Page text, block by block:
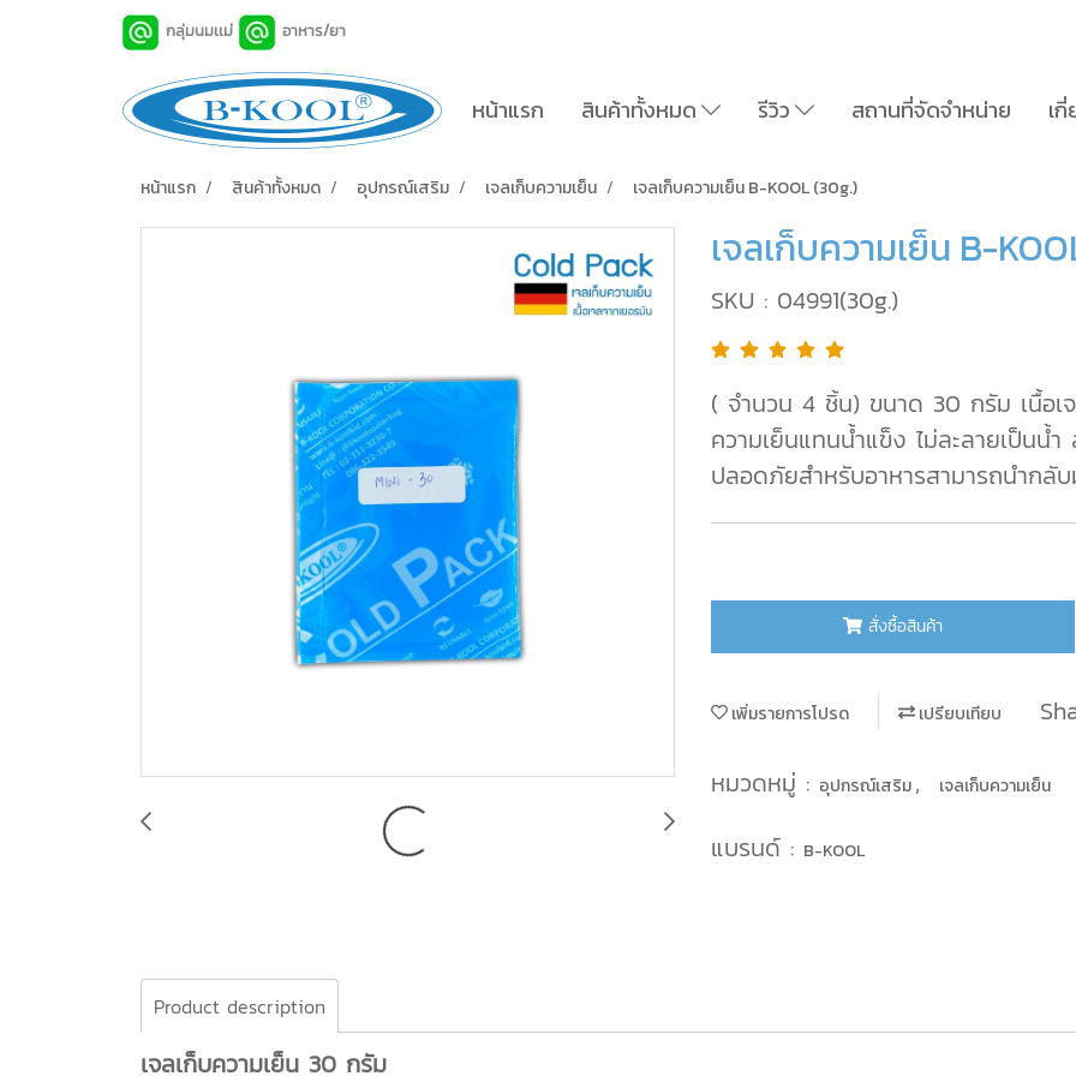
กลุ่มนมเเม่ อาหาร/ยา
หน้าแรก สินค้าทั้งหมด รีวิว สถานที่จัดจำหน่าย เ
หน้าแรก สินค้าทั้งหมด อุปกรณ์เสริม เจลเก็บความเย็น เจลเก็บความเย็น B-KOOL (30g.)
เจลเก็บความเย็น B-
SKU : 04991(30g.)
( จำนวน 4 ชิ้น) ขนาด 30 กรัม เนื้อ
ความเย็นแทนน้ำแข็ง ไม่ละลายเป็นน้ำ
ปลอดภัยสำหรับอาหารสามารถนำกลับ
สั่งซื้อสินค้า
เพิ่มรายการโปรด เปรียบเทียบ
หมวดหมู่ : อุปกรณ์เสริม, เจลเก็บความเย็น
แบรนด์ : B-KOOL
Product description
เจลเก็บความเย็น 30 กรัม